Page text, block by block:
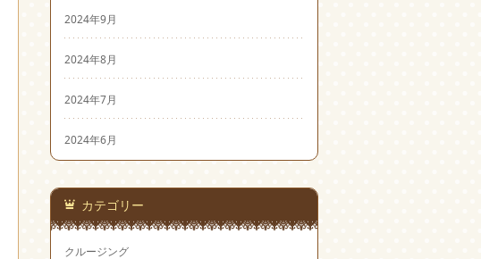
2024年9月
2024年8月
2024年7月
2024年6月
カテゴリー
クルージング